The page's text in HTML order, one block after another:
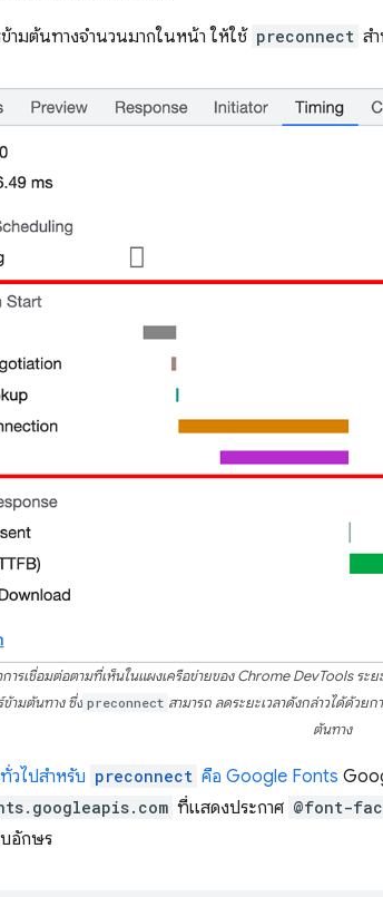
ามต้นทางจำนวนมากในหน้า ให้ใช้ preconnect ส
การเชื่อมต่อตามที่เห็นในแผงเครือข่ายของ Chrome DevTools ระ
ข้ามต้นทาง ซึ่ง preconnect สามารถ ลดระยะเวลาดังกล่าวได้ด้วย
ต้นทาง
วไปสำหรับ preconnect คือ Google Fonts
ที่แสดงประกาศ @font-
อักษร